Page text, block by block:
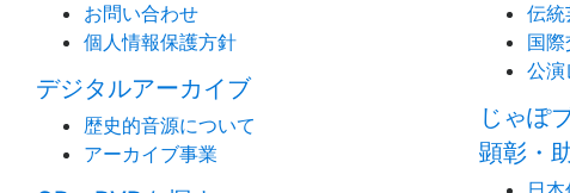
お問い合わせ
個人情報保護方針
デジタルアーカイブ
歴史的音源について
アーカイブ事業
伝統
国
公演
じゃぽ
顕彰・